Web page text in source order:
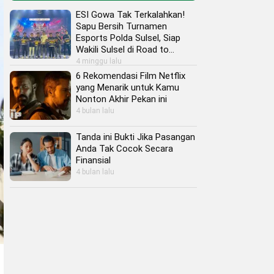
ESI Gowa Tak Terkalahkan!
Sapu Bersih Turnamen
Esports Polda Sulsel, Siap
Wakili Sulsel di Road to
Kapolri Cup 2026
4 minggu lalu
6 Rekomendasi Film Netflix
yang Menarik untuk Kamu
Nonton Akhir Pekan ini
4 bulan lalu
Tanda ini Bukti Jika Pasangan
Anda Tak Cocok Secara
Finansial
4 bulan lalu